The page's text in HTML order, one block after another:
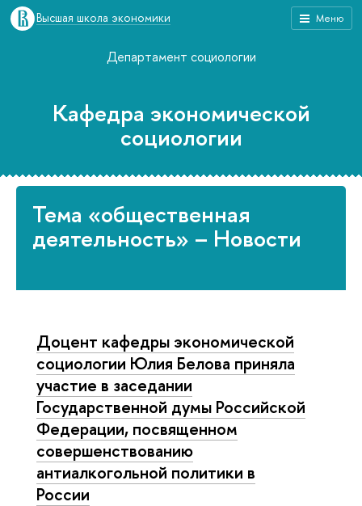
Меню
Высшая школа экономики
Департамент социологии
Кафедра экономической
социологии
Тема «общественная
деятельность» – Новости
Доцент кафедры экономической
социологии Юлия Белова приняла
участие в заседании
Государственной думы Российской
Федерации, посвященном
совершенствованию
антиалкогольной политики в
России